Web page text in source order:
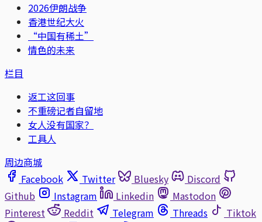
2026伊朗战争
香港世纪大火
“中国有稀土”
情色的未来
栏目
返工这回事
不重磅记者自留地
女人没有国家？
工具人
周边商城
Facebook
Twitter Bluesky
Discord
Github
Instagram Linkedin
Mastodon
Pinterest
Reddit Telegram Threads
Tiktok